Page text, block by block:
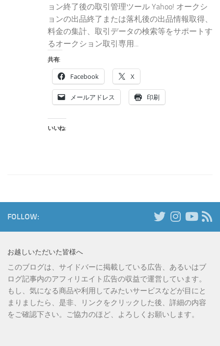
ョン終了後の取引管理ツール Yahoo! オークシ
ョンの出品終了または落札後の出品情報取得、
料金の集計、取引データの検索等をサポートす
るオークション取引専用...
共有:
Facebook X
メールアドレス 印刷
いいね:
FOLLOW:
お越しいただいた皆様へ
このブログは、サイドバーに掲載している広告、あるいはブ
ログ記事内のアフィリエイト広告の収益で運営しています。
もし、気になる商品や利用してみたいサービスなどが目にと
まりましたら、是非、リンクをクリックした後、詳細の内容
をご確認下さい。ご協力のほど、よろしくお願いします。